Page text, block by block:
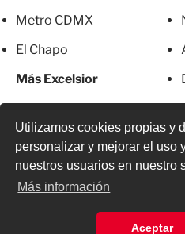
Utilizamos cookies propias y
personalizar y mejorar el uso
nuestros usuarios en nuestro
Más información
Aceptar
Metro CDMX
El Chapo
Más Excelsior
© 2026 Todos los derechos
o parcial, incluyendo